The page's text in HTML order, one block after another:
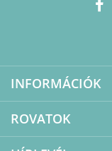
INFORMÁCIÓK
ROVATOK